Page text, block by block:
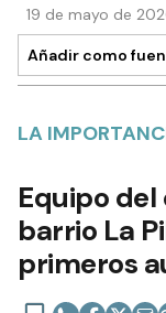
19 de mayo de
Añadir como
LA
Equipo
barrio La
primeros